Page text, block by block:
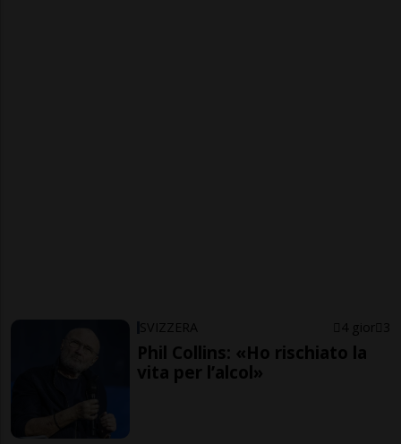
SVIZZERA 4 gior 3
Phil Collins: «Ho rischiato la
vita per l’alcol»